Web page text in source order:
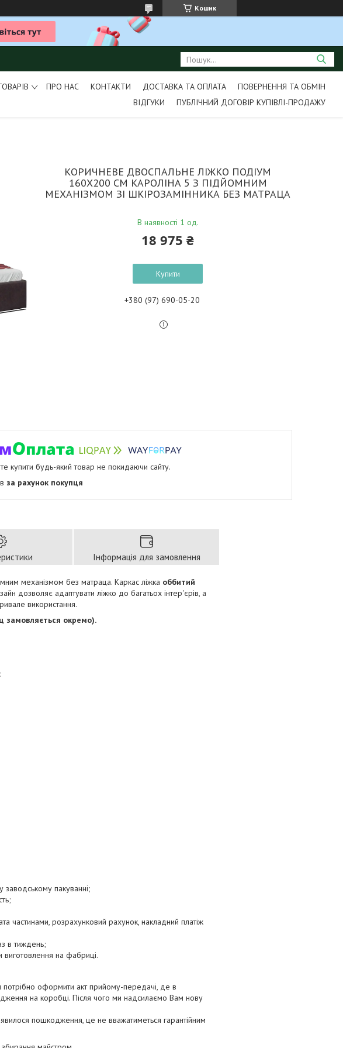
Кошик
ПРО НАС КОНТАКТИ ДОСТАВКА ТА ОПЛАТА
ПОВЕРНЕННЯ ТА ОБМІН
ВІДГУКИ
ПУБЛІЧНИЙ ДОГОВІР КУПІВЛІ-ПРОДАЖУ
КОРИЧНЕВЕ ДВОСПАЛЬНЕ ЛІЖКО ПОДІУМ
160Х200 СМ КАРОЛІНА 5 З ПІДЙОМНИМ
МЕХАНІЗМОМ ЗІ ШКІРОЗАМІННИКА БЕЗ МАТРАЦА
В наявності 1 од.
18 975 ₴
Купити
+380 (97) 690-05-20
купити будь-який товар не покидаючи сайту.
за рахунок покупця
Інформація для замовлення
механізмом без матраца. Каркас ліжка оббитий
дозволяє адаптувати ліжко до багатьох інтер'єрів, а
використання.
замовляється окремо).
заводському пакуванні;
частинами, розрахунковий рахунок, накладний платіж
в тиждень;
на фабриці.
оформити акт прийому-передачі, де в
на коробці. Після чого ми надсилаємо Вам нову
пошкодження, це не вважатиметься гарантійним